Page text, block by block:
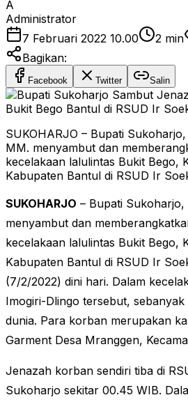
A
Administrator
7 Februari 2022 10.00
2 min
Bagikan:
Facebook Twitter Salin
SUKOHARJO – Bupati
MM. menyambut dan
kecelakaan lalulintas Bukit Bego,
Kabupaten Bantul di RSUD Ir
SUKOHARJO – Bupati
menyambut dan
kecelakaan lalulintas Bukit Bego,
Kabupaten Bantul di RSUD Ir
(7/2/2022) dini hari. Dalam
Imogiri-Dlingo tersebut, sebanyak
dunia. Para korban merupakan
Garment Desa Mranggen,
Jenazah korban sendiri tiba di
Sukoharjo sekitar 00.45 WIB.